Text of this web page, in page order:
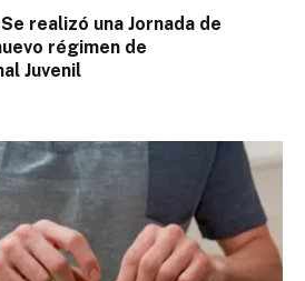
realizó una Jornada de
régimen de
Juvenil